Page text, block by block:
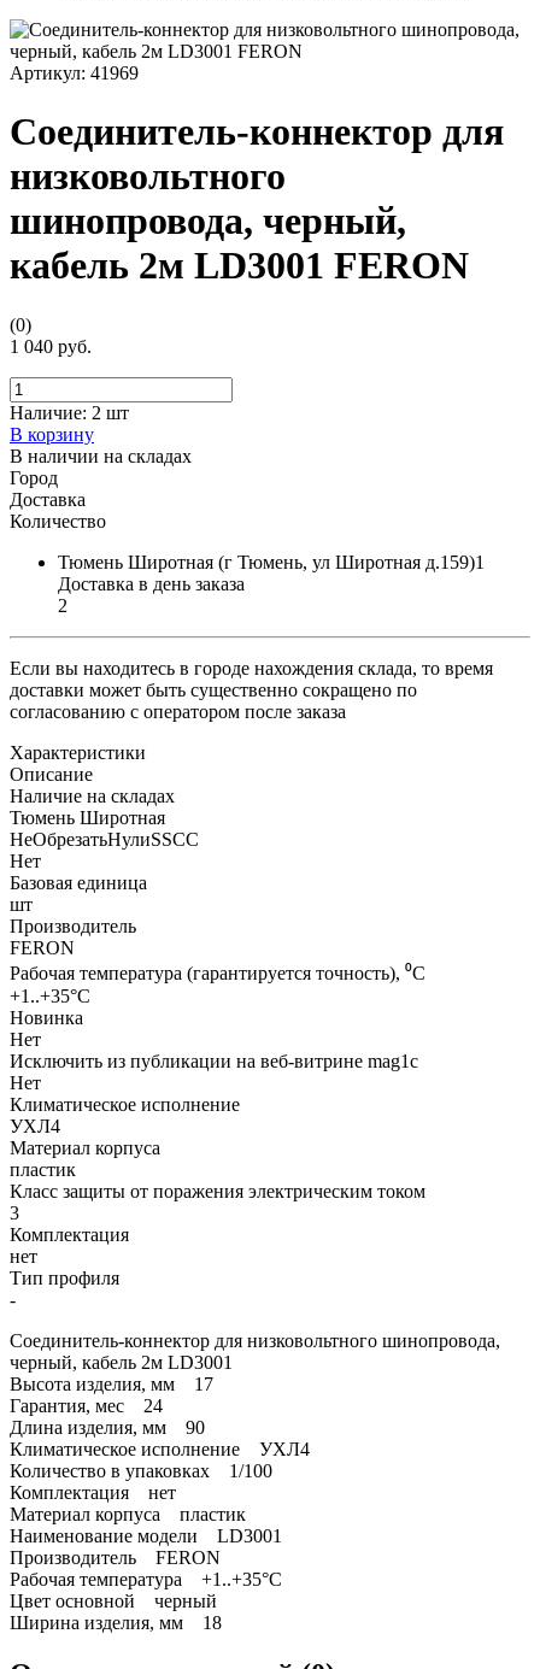
Артикул: 41969
Соединитель-коннектор для
низковольтного
шинопровода, черный,
кабель 2м LD3001 FERON
(0)
1 040 руб.
Наличие: 2 шт
В корзину
В наличии на складах
Город
Доставка
Количество
Тюмень Широтная (г Тюмень, ул Широтная д.159)1
Доставка в день заказа
2
Если вы находитесь в городе нахождения склада, то время
доставки может быть существенно сокращено по
согласованию с оператором после заказа
Характеристики
Описание
Наличие на складах
Тюмень Широтная
НеОбрезатьНулиSSCC
Нет
Базовая единица
шт
Производитель
FERON
Рабочая температура (гарантируется точность), ⁰С
+1..+35°C
Новинка
Нет
Исключить из публикации на веб-витрине mag1c
Нет
Климатическое исполнение
УХЛ4
Материал корпуса
пластик
Класс защиты от поражения электрическим током
3
Комплектация
нет
Тип профиля
-
Соединитель-коннектор для низковольтного шинопровода,
черный, кабель 2м LD3001
Высота изделия, мм 17
Гарантия, мес 24
Длина изделия, мм 90
Климатическое исполнение УХЛ4
Количество в упаковках 1/100
Комплектация нет
Материал корпуса пластик
Наименование модели LD3001
Производитель FERON
Рабочая температура +1..+35°C
Цвет основной черный
Ширина изделия, мм 18